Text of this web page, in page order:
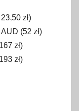
zł)
(52 zł)
zł)
zł)